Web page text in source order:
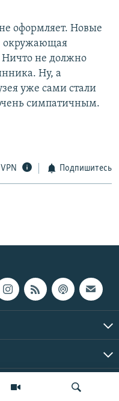
оформляет. Новые
окружающая
Ничто не должно
Ну, а
уже сами стали
симпатичным.
Подпишитесь
Inc. | Все права защищены.